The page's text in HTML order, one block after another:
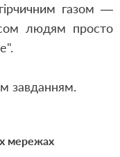
газом —
людям просто
завданням.
мережах